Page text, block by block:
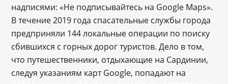
надписями: «Не подписывайтесь на Google Maps».
В течение 2019 года спасательные службы города
предприняли 144 локальные операции по поиску
сбившихся с горных дорог туристов. Дело в том,
что путешественники, отдыхающие на Сардинии,
следуя указаниям карт Google, попадают на